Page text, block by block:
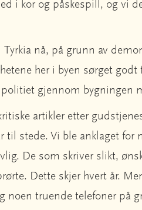
i kor og påskespill, og vi
nå, på grunn av
her i byen sørget godt
gjennom bygningen
artikler etter
til stede. Vi ble anklaget
De som skriver slikt,
Dette skjer hvert år.
noen truende telefoner på